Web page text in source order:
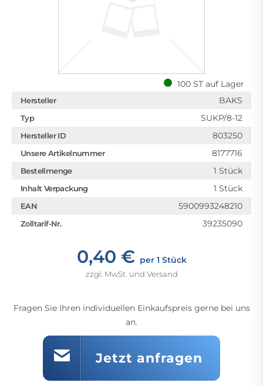
100 ST auf Lager
Hersteller BAKS
Typ SUKP/8-12
Hersteller ID 803250
Unsere Artikelnummer 8177716
Bestellmenge 1 Stück
Inhalt Verpackung 1 Stück
EAN 5900993248210
Zolltarif-Nr. 39235090
0,40 € per 1 Stück
zzgl. MwSt. und Versand
Fragen Sie Ihren individuellen Einkaufspreis gerne bei uns
an.
Jetzt anfragen